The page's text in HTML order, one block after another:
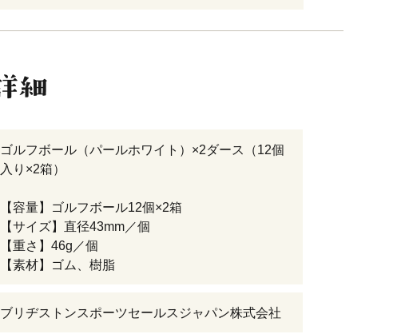
ゴルフボール（パールホワイト）×2ダース（12個
入り×2箱）
【容量】ゴルフボール12個×2箱
【サイズ】直径43mm／個
【重さ】46g／個
【素材】ゴム、樹脂
ブリヂストンスポーツセールスジャパン株式会社